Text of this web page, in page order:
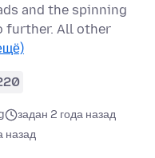
and the spinning
further. All other
задан 2 года назад
назад